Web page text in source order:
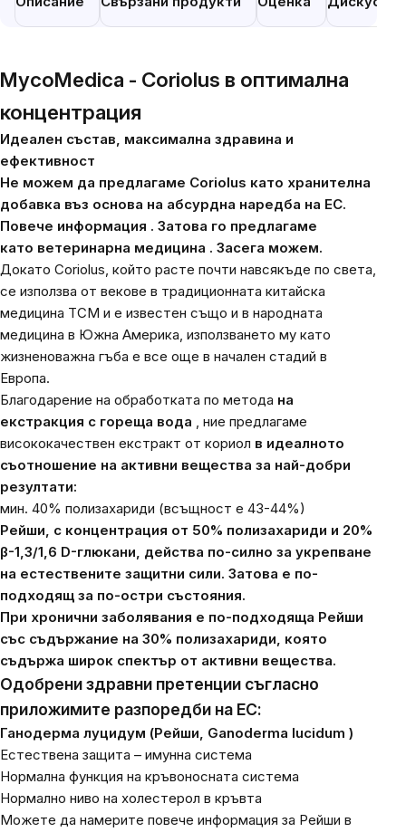
MycoMedica - Coriolus в оптимална
концентрация
Идеален състав, максимална здравина и
ефективност
Не можем да предлагаме Coriolus като хранителна
добавка въз основа на абсурдна наредба на ЕС.
Повече информация . Затова го предлагаме
като ветеринарна медицина . Засега можем.
Докато Coriolus, който расте почти навсякъде по света,
се използва от векове в традиционната китайска
медицина TCM и е известен също и в народната
медицина в Южна Америка, използването му като
жизненоважна гъба е все още в начален стадий в
Европа.
Благодарение на обработката по метода на
екстракция с гореща вода , ние предлагаме
висококачествен екстракт от кориол в идеалното
съотношение на активни вещества за най-добри
резултати:
мин. 40% полизахариди (всъщност е 43-44%)
Рейши, с концентрация от 50% полизахариди и 20%
β-1,3/1,6 D-глюкани, действа по-силно за укрепване
на естествените защитни сили. Затова е по-
подходящ за по-остри състояния.
При хронични заболявания е по-подходяща Рейши
със съдържание на 30% полизахариди, която
съдържа широк спектър от активни вещества.
Одобрени здравни претенции съгласно
приложимите разпоредби на ЕС:
Ганодерма луцидум (Рейши, Ganoderma lucidum )
Естествена защита – имунна система
Нормална функция на кръвоносната система
Нормално ниво на холестерол в кръвта
Можете да намерите повече информация за Рейши в